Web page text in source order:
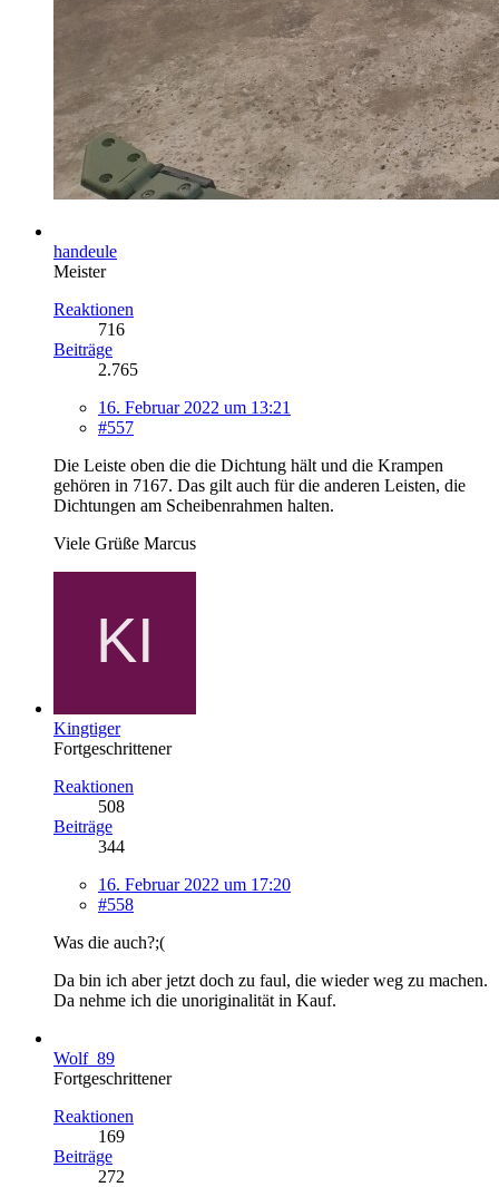
handeule
Meister
Reaktionen
716
Beiträge
2.765
16. Februar 2022 um 13:21
#557
Die Leiste oben die die Dichtung hält und die Krampen
gehören in 7167. Das gilt auch für die anderen Leisten, die
Dichtungen am Scheibenrahmen halten.
Viele Grüße Marcus
Kingtiger
Fortgeschrittener
Reaktionen
508
Beiträge
344
16. Februar 2022 um 17:20
#558
Was die auch?;(
Da bin ich aber jetzt doch zu faul, die wieder weg zu machen.
Da nehme ich die unoriginalität in Kauf.
Wolf_89
Fortgeschrittener
Reaktionen
169
Beiträge
272